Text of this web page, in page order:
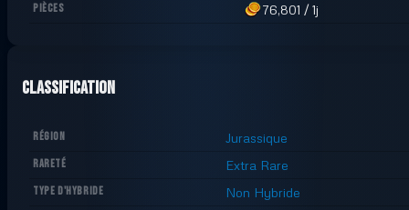
PIÈCES 76,801 /1j
Classification
RÉGION Jurassique
RARETÉ Extra Rare
TYPE D'HYBRIDE Non Hybride